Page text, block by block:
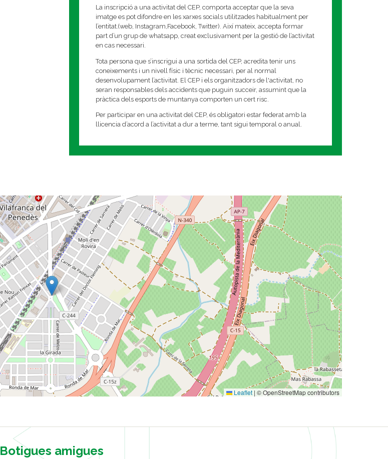
La inscripció a una activitat del CEP, comporta acceptar que la seva
imatge es pot difondre en les xarxes socials utilitzades habitualment per
l’entitat.(web, Instagram,Facebook, Twitter). Així mateix, accepta formar
part d’un grup de whatsapp, creat exclusivament per la gestió de l’activitat
en cas necessari.
Tota persona que s’inscrigui a una sortida del CEP, acredita tenir uns
coneixements i un nivell físic i tècnic necessari, per al normal
desenvolupament l’activitat. El CEP i els organitzadors de l'activitat, no
seran responsables dels accidents que puguin succeir, assumint que la
pràctica dels esports de muntanya comporten un cert risc.
Per participar en una activitat del CEP, és obligatori estar federat amb la
llicencia d’acord a l’activitat a dur a terme, tant sigui temporal o anual.
Leaflet | © OpenStreetMap contributors
Botigues amigues